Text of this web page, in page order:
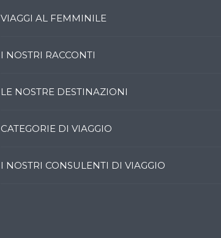
VIAGGI AL FEMMINILE
I NOSTRI RACCONTI
LE NOSTRE DESTINAZIONI
CATEGORIE DI VIAGGIO
I NOSTRI CONSULENTI DI VIAGGIO